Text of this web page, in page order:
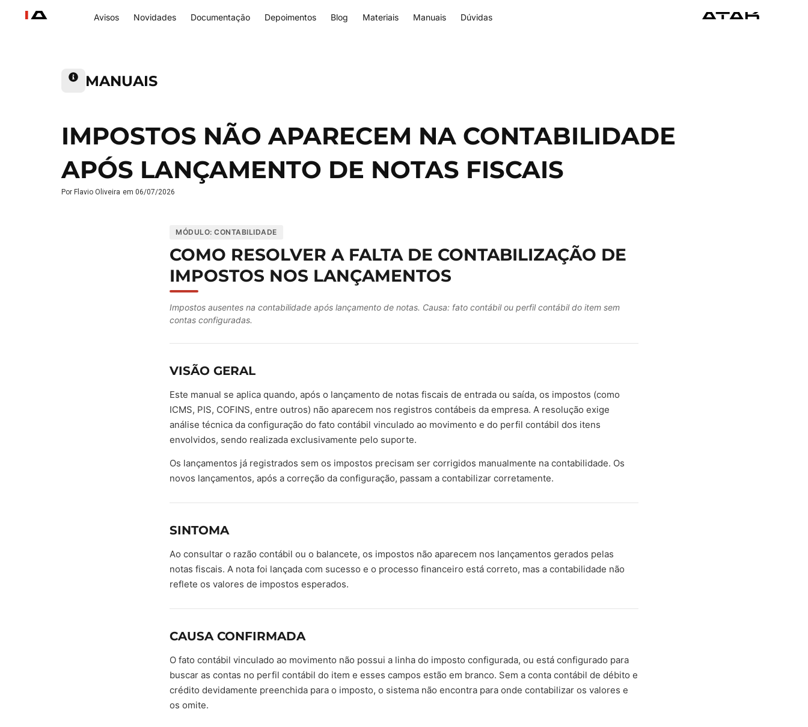
Avisos Novidades Documentação Depoimentos Blog Materiais Manuais Dúvidas
MANUAIS
IMPOSTOS NÃO APARECEM NA CONTABILIDADE
APÓS LANÇAMENTO DE NOTAS FISCAIS
Por Flavio Oliveira em 06/07/2026
MÓDULO: CONTABILIDADE
COMO RESOLVER A FALTA DE CONTABILIZAÇÃO DE
IMPOSTOS NOS LANÇAMENTOS
Impostos ausentes na contabilidade após lançamento de notas. Causa: fato contábil ou perfil contábil do item sem
contas configuradas.
VISÃO GERAL
Este manual se aplica quando, após o lançamento de notas fiscais de entrada ou saída, os impostos (como
ICMS, PIS, COFINS, entre outros) não aparecem nos registros contábeis da empresa. A resolução exige
análise técnica da configuração do fato contábil vinculado ao movimento e do perfil contábil dos itens
envolvidos, sendo realizada exclusivamente pelo suporte.
Os lançamentos já registrados sem os impostos precisam ser corrigidos manualmente na contabilidade. Os
novos lançamentos, após a correção da configuração, passam a contabilizar corretamente.
SINTOMA
Ao consultar o razão contábil ou o balancete, os impostos não aparecem nos lançamentos gerados pelas
notas fiscais. A nota foi lançada com sucesso e o processo financeiro está correto, mas a contabilidade não
reflete os valores de impostos esperados.
CAUSA CONFIRMADA
O fato contábil vinculado ao movimento não possui a linha do imposto configurada, ou está configurado para
buscar as contas no perfil contábil do item e esses campos estão em branco. Sem a conta contábil de débito e
crédito devidamente preenchida para o imposto, o sistema não encontra para onde contabilizar os valores e
os omite.